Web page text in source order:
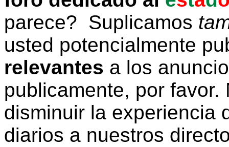
parece? Suplicamos
usted potencialmente
relevantes a los
publicamente, por
disminuir la experiencia
diarios a nuestros